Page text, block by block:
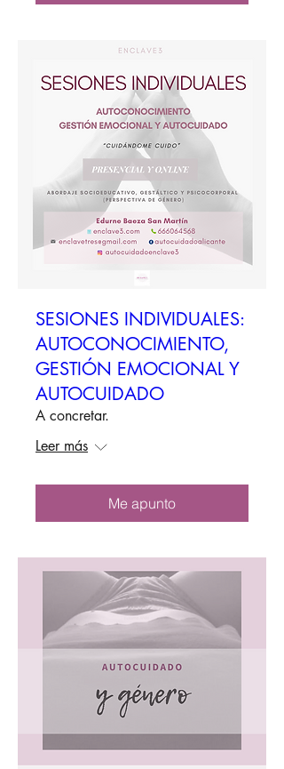
SESIONES INDIVIDUALES:
AUTOCONOCIMIENTO,
GESTIÓN EMOCIONAL Y
AUTOCUIDADO
A concretar.
Leer más
Me apunto